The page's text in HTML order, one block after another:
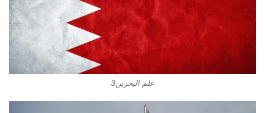
علم البحرين3